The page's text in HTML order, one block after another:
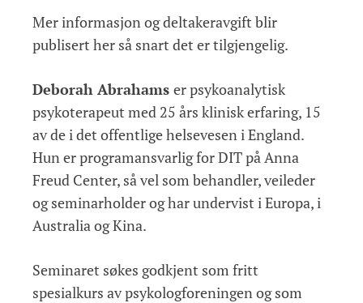
Mer informasjon og deltakeravgift blir
publisert her så snart det er tilgjengelig.
Deborah Abrahams er psykoanalytisk
psykoterapeut med 25 års klinisk erfaring, 15
av de i det offentlige helsevesen i England.
Hun er programansvarlig for DIT på Anna
Freud Center, så vel som behandler, veileder
og seminarholder og har undervist i Europa, i
Australia og Kina.
Seminaret søkes godkjent som fritt
spesialkurs av psykologforeningen og som